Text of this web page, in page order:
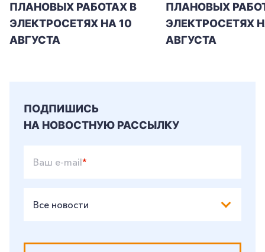
Частным клиентам
ПЛАНОВЫХ РАБОТАХ В
ЭЛЕКТРОСЕТЯХ НА 10
АВГУСТА
ПЛАНОВЫХ
ЭЛЕКТРОСЕТЯХ
АВГУСТА
ПОДПИШИСЬ
НА НОВОСТНУЮ РАССЫЛКУ
Ваш e-mail*
Все новости